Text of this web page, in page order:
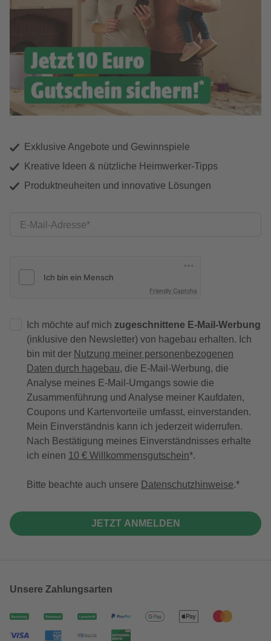
Exklusive Angebote und Gewinnspiele
Kreative Ideen & nützliche Heimwerker-Tipps
Produktneuheiten und innovative Lösungen
E-Mail-Adresse
Friendly Captcha
Ich möchte auf mich zugeschnittene E-Mail-Werbung
(inklusive den Newsletter) von hagebau erhalten. Ich
bin mit der Nutzung meiner personenbezogenen
Daten durch hagebau, die E-Mail-Werbung, die
Analyse meines E-Mail-Umgangs sowie die
Zusammenführung und Analyse meiner Kaufdaten,
Coupons und Kartenvorteile umfasst, einverstanden.
Mein Einverständnis kann ich jederzeit widerrufen.
Nach Bestätigung meines Einverständnisses erhalte
ich einen 10 € Willkommensgutschein*.
Bitte beachte auch unsere Datenschutzhinweise.
JETZT ANMELDEN
Unsere Zahlungsarten